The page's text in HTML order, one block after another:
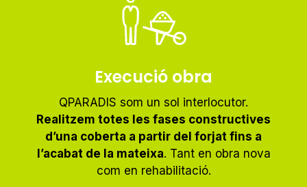
Execució obra
QPARADIS som un sol interlocutor.
Realitzem totes les fases constructives
d’una coberta a partir del forjat fins a
l’acabat de la mateixa. Tant en obra nova
com en rehabilitació.